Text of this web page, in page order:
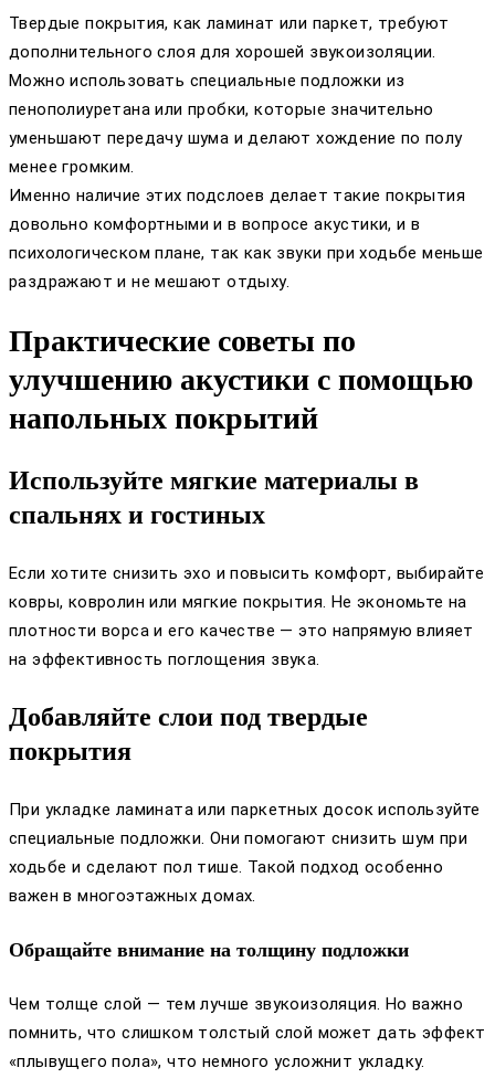
Твердые покрытия, как ламинат или паркет, требуют
дополнительного слоя для хорошей звукоизоляции.
Можно использовать специальные подложки из
пенополиуретана или пробки, которые значительно
уменьшают передачу шума и делают хождение по полу
менее громким.
Именно наличие этих подслоев делает такие покрытия
довольно комфортными и в вопросе акустики, и в
психологическом плане, так как звуки при ходьбе меньше
раздражают и не мешают отдыху.
Практические советы по
улучшению акустики с помощью
напольных покрытий
Используйте мягкие материалы в
спальнях и гостиных
Если хотите снизить эхо и повысить комфорт, выбирайте
ковры, ковролин или мягкие покрытия. Не экономьте на
плотности ворса и его качестве — это напрямую влияет
на эффективность поглощения звука.
Добавляйте слои под твердые
покрытия
При укладке ламината или паркетных досок используйте
специальные подложки. Они помогают снизить шум при
ходьбе и сделают пол тише. Такой подход особенно
важен в многоэтажных домах.
Обращайте внимание на толщину подложки
Чем толще слой — тем лучше звукоизоляция. Но важно
помнить, что слишком толстый слой может дать эффект
«плывущего пола», что немного усложнит укладку.